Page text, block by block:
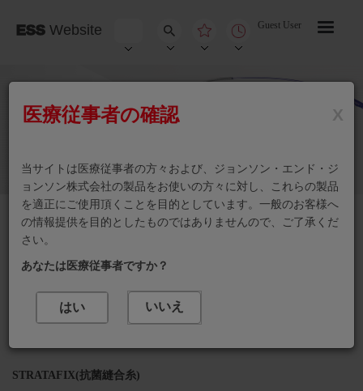
ツ
医療従事者の確認 X
当サイトは医療従事者の方々および、ジョンソン・エンド・ジ
ョンソン株式会社の製品をお使いの方々に対し、これらの製品
を適正にご使用頂くことを目的としています。一般のお客様へ
の情報提供を目的としたものではありませんので、ご了承くだ
さい。
あなたは医療従事者ですか？
はい いいえ
ESS Website Guest User
STRATAFIX(抗菌縫合糸)
STRATAFIX Spiral PDS PLUS
製品カテゴリを選ぶ
STRATAFIX(抗菌縫合糸)